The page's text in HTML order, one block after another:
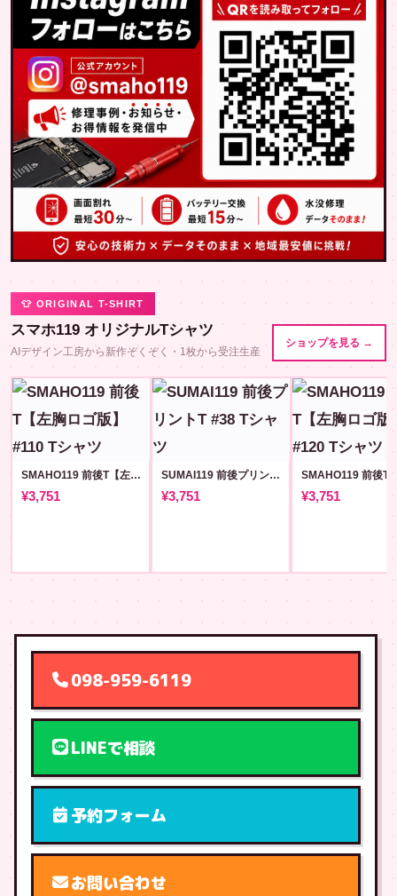
👕 ORIGINAL T-SHIRT
スマホ119 オリジナルTシャツ
AIデザイン工房から新作ぞくぞく・1枚から受注生産
ショップを見る →
SMAHO119 前後T【左胸ロゴ版】#110
¥3,751
SUMAI119 前後プリントT #38
¥3,751 ¥3,751
098-959-6119
LINEで相談
予約フォーム
お問い合わせ